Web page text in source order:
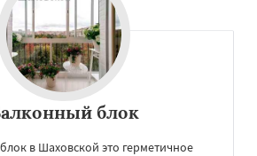
блок
в Шаховской это герметичное